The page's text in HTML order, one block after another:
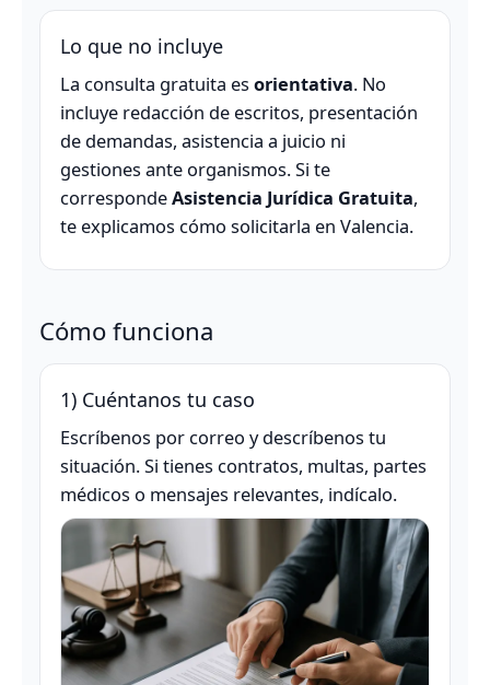
Lo que no incluye
La consulta gratuita es orientativa. No
incluye redacción de escritos, presentación
de demandas, asistencia a juicio ni
gestiones ante organismos. Si te
correspondeAsistencia Jurídica Gratuita,
te explicamos cómo solicitarla en Valencia.
Cómo funciona
1) Cuéntanos tu caso
Escríbenos por correo y descríbenos tu
situación. Si tienes contratos, multas, partes
médicos o mensajes relevantes, indícalo.